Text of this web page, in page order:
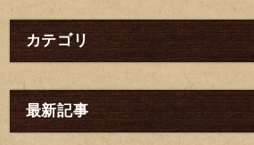
カテゴリ
最新記事